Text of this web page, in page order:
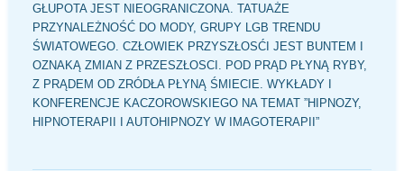
GŁUPOTA JEST NIEOGRANICZONA. TATUAŻE
PRZYNALEŻNOŚĆ DO MODY, GRUPY LGB TRENDU
ŚWIATOWEGO. CZŁOWIEK PRZYSZŁOSĆI JEST BUNTEM I
OZNAKĄ ZMIAN Z PRZESZŁOSCI. POD PRĄD PŁYNĄ RYBY,
Z PRĄDEM OD ZRÓDŁA PŁYNĄ ŚMIECIE. WYKŁADY I
KONFERENCJE KACZOROWSKIEGO NA TEMAT ”HIPNOZY,
HIPNOTERAPII I AUTOHIPNOZY W IMAGOTERAPII”